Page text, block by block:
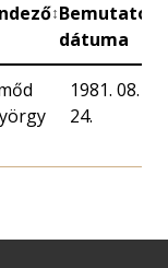
↕Bemutató
dátuma
1981. 08.
24.